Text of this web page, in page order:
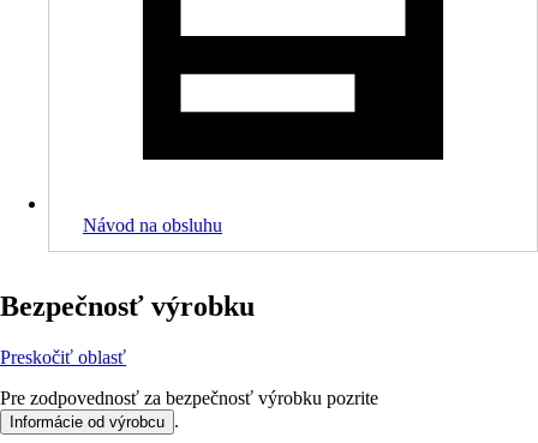
Návod na obsluhu
Bezpečnosť výrobku
Preskočiť oblasť
Pre zodpovednosť za bezpečnosť výrobku pozrite
Informácie od výrobcu .